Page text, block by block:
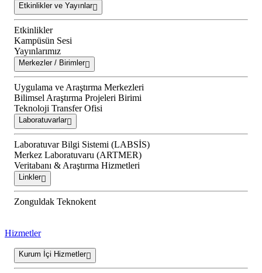
Etkinlikler ve Yayınlar
Etkinlikler
Kampüsün Sesi
Yayınlarımız
Merkezler / Birimler
Uygulama ve Araştırma Merkezleri
Bilimsel Araştırma Projeleri Birimi
Teknoloji Transfer Ofisi
Laboratuvarlar
Laboratuvar Bilgi Sistemi (LABSİS)
Merkez Laboratuvaru (ARTMER)
Veritabanı & Araştırma Hizmetleri
Linkler
Zonguldak Teknokent
Hizmetler
Kurum İçi Hizmetler